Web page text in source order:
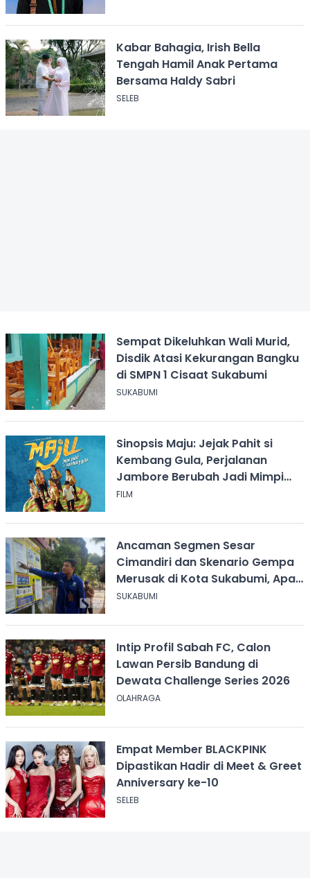
Kabar Bahagia, Irish Bella
Tengah Hamil Anak Pertama
Bersama Haldy Sabri
SELEB
Sempat Dikeluhkan Wali Murid,
Disdik Atasi Kekurangan Bangku
di SMPN 1 Cisaat Sukabumi
SUKABUMI
Sinopsis Maju: Jejak Pahit si
Kembang Gula, Perjalanan
Jambore Berubah Jadi Mimpi
Buruk
FILM
Ancaman Segmen Sesar
Cimandiri dan Skenario Gempa
Merusak di Kota Sukabumi, Apa
yang Harus Dilakukan?
SUKABUMI
Intip Profil Sabah FC, Calon
Lawan Persib Bandung di
Dewata Challenge Series 2026
OLAHRAGA
Empat Member BLACKPINK
Dipastikan Hadir di Meet & Greet
Anniversary ke-10
SELEB